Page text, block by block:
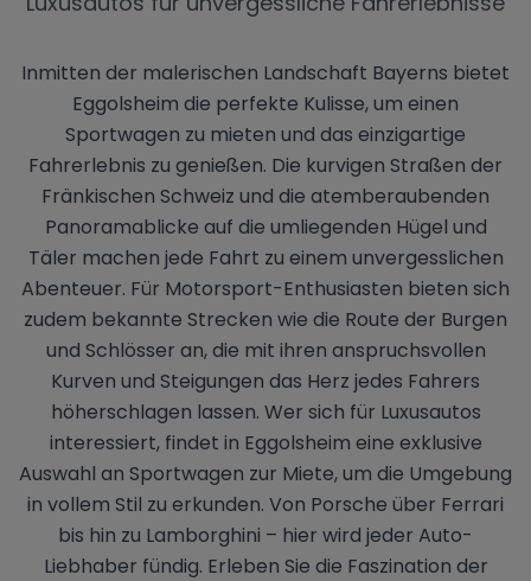
Inmitten der malerischen Landschaft Bayerns bietet
Eggolsheim die perfekte Kulisse, um einen
Sportwagen zu mieten und das einzigartige
Fahrerlebnis zu genießen. Die kurvigen Straßen der
Fränkischen Schweiz und die atemberaubenden
Panoramablicke auf die umliegenden Hügel und
Täler machen jede Fahrt zu einem unvergesslichen
Abenteuer. Für Motorsport-Enthusiasten bieten sich
zudem bekannte Strecken wie die Route der Burgen
und Schlösser an, die mit ihren anspruchsvollen
Kurven und Steigungen das Herz jedes Fahrers
höherschlagen lassen. Wer sich für Luxusautos
interessiert, findet in Eggolsheim eine exklusive
Auswahl an Sportwagen zur Miete, um die Umgebung
in vollem Stil zu erkunden. Von Porsche über Ferrari
bis hin zu Lamborghini – hier wird jeder Auto-
Liebhaber fündig. Erleben Sie die Faszination der